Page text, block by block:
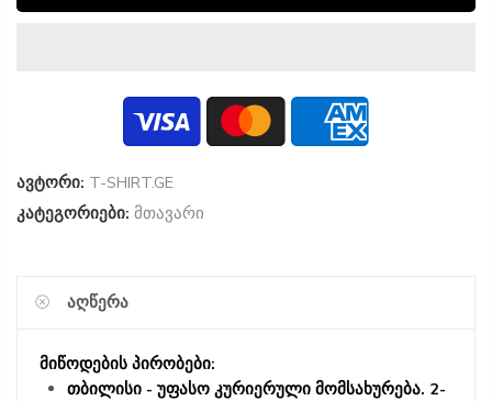
ავტორი: T-SHIRT.GE
კატეგორიები: მთავარი
ᲐᲦᲬᲔᲠᲐ
მიწოდების პირობები:
თბილისი - უფასო კურიერული მომსახურება. 2-